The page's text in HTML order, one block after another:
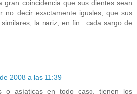
gran coincidencia que sus dientes sean
no decir exactamente iguales; que sus
la nariz, en fin.. cada sargo de
2008 a las 11:39
o asíaticas en todo caso, tienen los